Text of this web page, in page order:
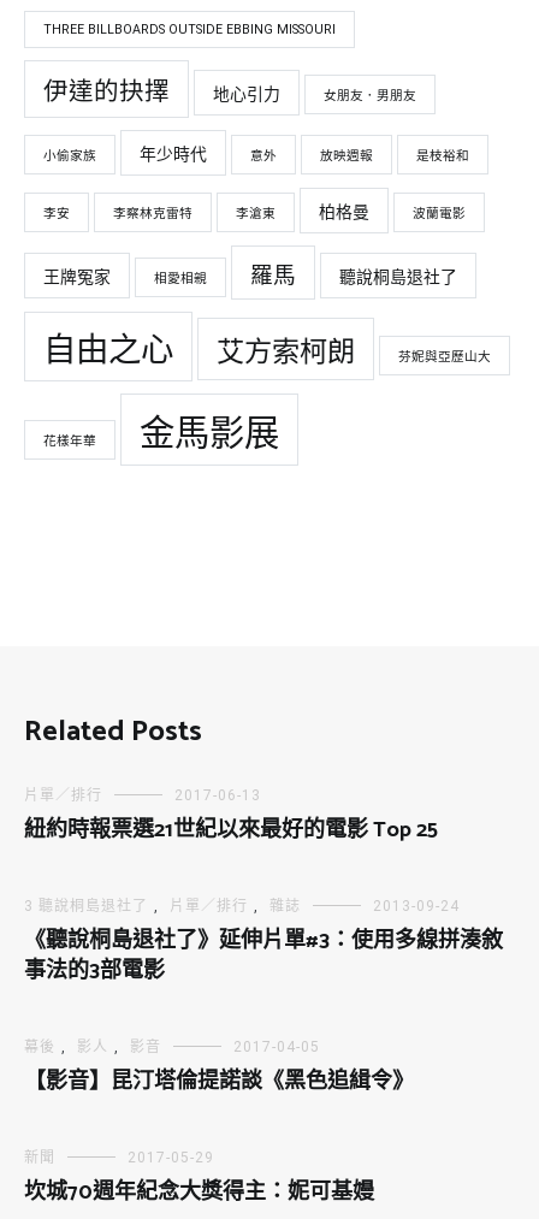
THREE BILLBOARDS OUTSIDE EBBING MISSOURI
伊達的抉擇 地心引力 女朋友．男朋友
小偷家族 年少時代 意外 放映週報 是枝裕和
李安 李察林克雷特 李滄東 柏格曼 波蘭電影
王牌冤家 相愛相親 羅馬 聽說桐島退社了
自由之心 艾方索柯朗 芬妮與亞歷山大
花樣年華 金馬影展
Related Posts
片單／排行 2017-06-13
紐約時報票選21世紀以來最好的電影 Top 25
3 聽說桐島退社了 , 片單／排行 , 雜誌 2013-09-24
《聽說桐島退社了》延伸片單#3：使用多線拼湊敘
事法的3部電影
幕後 , 影人 , 影音 2017-04-05
【影音】昆汀塔倫提諾談《黑色追緝令》
新聞 2017-05-29
坎城70週年紀念大獎得主：妮可基嫚